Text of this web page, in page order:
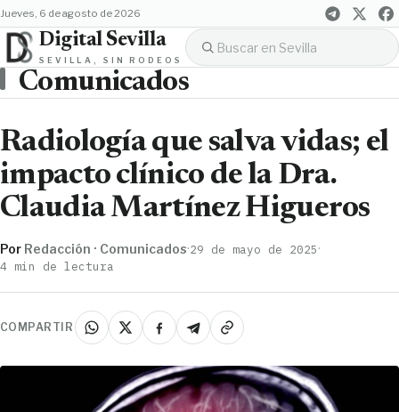
jueves, 6 de agosto de 2026
Digital Sevilla
SEVILLA, SIN RODEOS
Comunicados
Radiología que salva vidas; el
impacto clínico de la Dra.
Claudia Martínez Higueros
Por Redacción · Comunicados·29 de mayo de 2025·
4 min de lectura
COMPARTIR